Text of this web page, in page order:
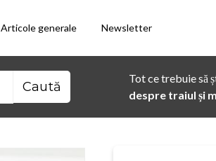
Articole generale Newsletter
Tot ce trebuie să
despre traiul și